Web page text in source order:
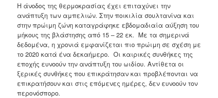
Η άνοδος της θερμοκρασίας έχει επιταχύνει την
ανάπτυξη των αμπελιών. Στην ποικιλία σουλτανίνα και
στην πρώιμη ζώνη καταγράφηκε εβδομαδιαία αύξηση του
μήκους της βλάστησης από 15 – 22 εκ. Με τα σημερινά
δεδομένα, η χρονιά εμφανίζεται πιο πρώιμη σε σχέση με
το 2020 κατά ένα δεκαήμερο. Οι καιρικές συνθήκες της
εποχής ευνοούν την ανάπτυξη του ωιδίου. Αντίθετα οι
ξερικές συνθήκες που επικράτησαν και προβλέπονται να
επικρατήσουν και στις επόμενες ημέρες, δεν ευνοούν τον
περονόσπορο.